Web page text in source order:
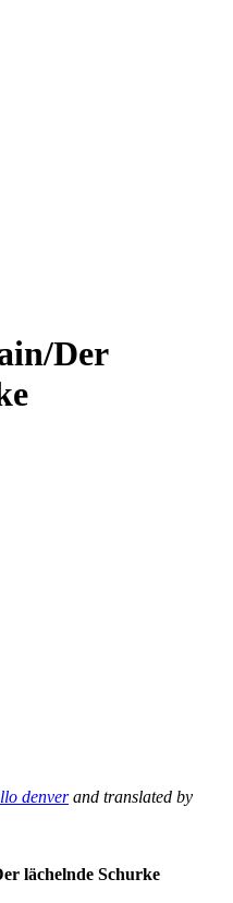
Der
denverand translated by
lächelnde Schurke